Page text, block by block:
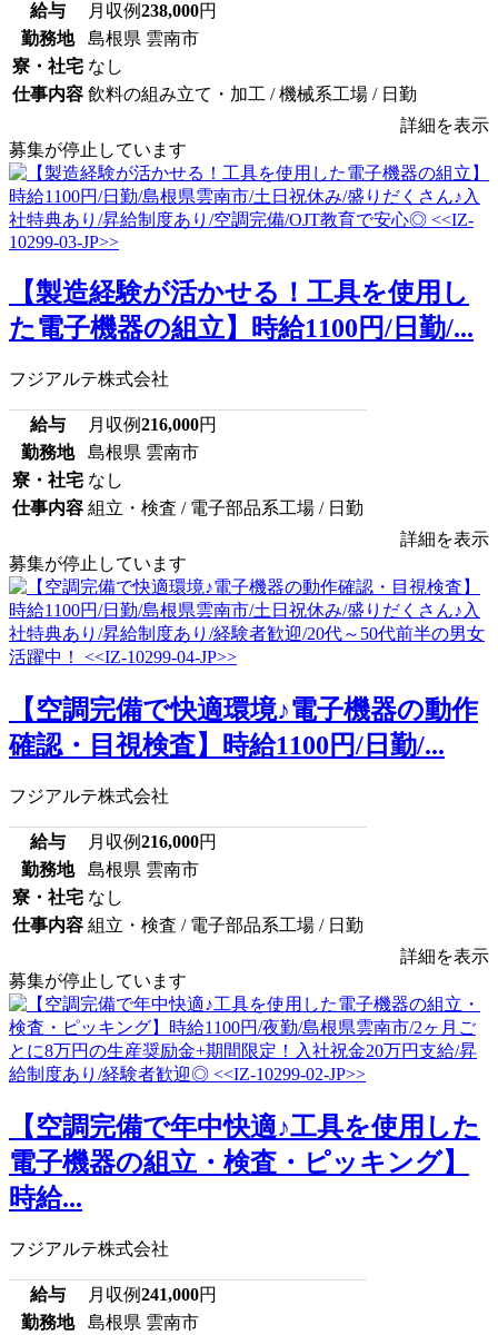
給与 月収例238,000円
勤務地
島根県 雲南市
寮・社宅 なし
仕事内容 飲料の組み立て・加工 / 機械系工場 / 日勤
詳細を表示
募集が停止しています
【製造経験が活かせる！工具を使用し
た電子機器の組立】時給1100円/日勤/...
フジアルテ株式会社
給与 月収例216,000円
勤務地
島根県 雲南市
寮・社宅 なし
仕事内容 組立・検査 / 電子部品系工場 / 日勤
詳細を表示
募集が停止しています
【空調完備で快適環境♪電子機器の動作
確認・目視検査】時給1100円/日勤/...
フジアルテ株式会社
給与 月収例216,000円
勤務地
島根県 雲南市
寮・社宅 なし
仕事内容 組立・検査 / 電子部品系工場 / 日勤
詳細を表示
募集が停止しています
【空調完備で年中快適♪工具を使用した
電子機器の組立・検査・ピッキング】
時給...
フジアルテ株式会社
給与 月収例241,000円
勤務地
島根県 雲南市